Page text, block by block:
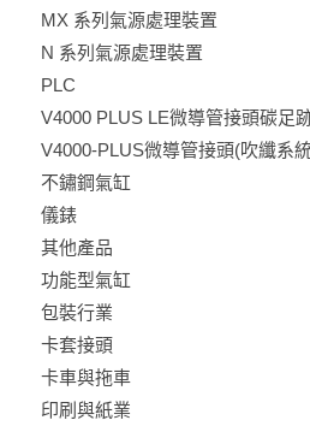
MX 系列氣源處理裝置
N 系列氣源處理裝置
PLC
V4000 PLUS LE微導管接頭碳足
V4000-PLUS微導管接頭(吹纖系
不鏽鋼氣缸
儀錶
其他產品
功能型氣缸
包裝行業
卡套接頭
卡車與拖車
印刷與紙業